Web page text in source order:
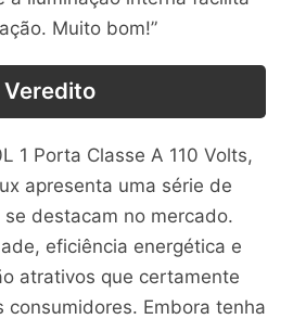
Muito bom!”
Veredito
1 Porta Classe A 110 Volts,
apresenta uma série de
destacam no mercado.
eficiência energética e
atrativos que certamente
consumidores. Embora tenha